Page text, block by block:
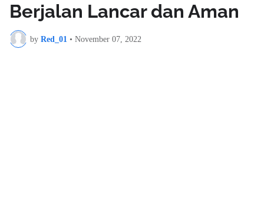
Berjalan Lancar dan Aman
by Red_01 • November 07, 2022